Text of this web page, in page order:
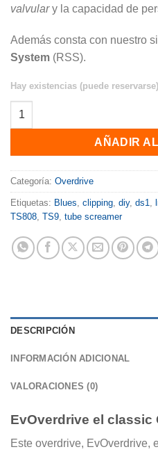
valvulary la capacidad de
Además consta con nuestro
System (RSS).
Hay existencias (puede reservarse)
EvOverdrive LME con
AÑADIR
Categoría: Overdrive
Etiquetas: Blues clipping diy, ds1
TS808 TS9 tube screamer
DESCRIPCIÓN
INFORMACIÓN ADICIONAL
VALORACIONES (0)
EvOverdrive el classic
Este overdrive, EvOverdrive,